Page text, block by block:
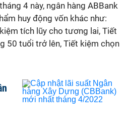
4 này, ngân hàng ABBank
huy động vốn khác như:
tích lũy cho tương lai, Tiết
50 tuổi trở lên, Tiết kiệm chọn